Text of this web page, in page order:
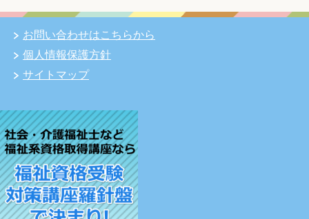
お問い合わせはこちらから
個人情報保護方針
サイトマップ